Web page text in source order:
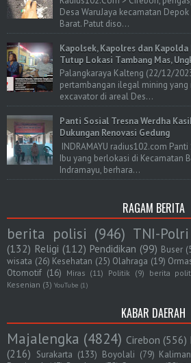
Desa WaruJaya kecamatan
Barat. Patut diso...
Kapolsek, Kapolres dan
Tutup Lokasi Tambang Mas,
Palangkaraya Kalteng (22/12/
pertambangan ilegal mining
excavator di areal Des...
Panti Sosial Tresna Werdha
Dukungan Renovasi Gedung
INDRAMAYU radius102.com
Ibu yang berlokasi di Kecamatan
Indramayu, berhara...
RAGAM BERITA
berita polisi (946) TNI-Polri
(132) Religi (112) Pendidikan (99) Buser
wisata (26) Kesehatan (25) Olahraga (19)
Otomotif (16) Miras (11) Politik (9) berita
Kesenian (3) YouTube (1)
KABAR DAERAH
Majalengka (4824) Cirebon (556)
(216) Surakarta (133) Boyolali (79)